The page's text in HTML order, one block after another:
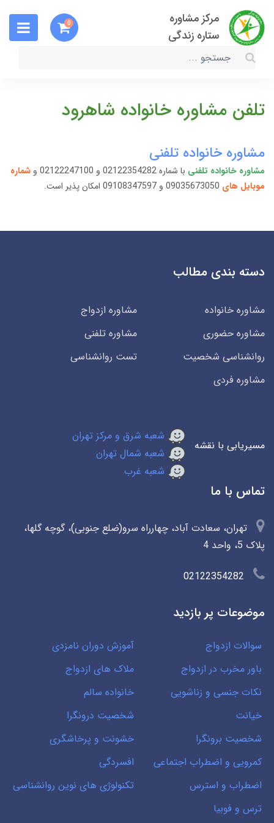
مرکز مشاوره
ستاره زندگی
0
تلفن مشاوره خانواده شاهرود
مشاوره خانواده تلفنی
مشاوره خانواده تلفنی با شماره 02122354282 و 02122247100 و
شماره
موبایل های
دسته بندی مطالب
مشاوره خانواده
مشاوره ازدواج
مشاوره حضوری
مشاوره تلفنی
روانشناسی شخصیت
تست روانشناسی
مشاوره فردی
مسیریابی با نقشه
شعبه شرق و مرکز تهران
شعبه شمال تهران
شعبه غرب
تماس با ما
تهران، سعادت آباد، چهارراه سرو(ضلع جنوبی)، گوچه گلها،
پلاک 5، واحد 4
02122354282
موضوعات پر بازدید
سوالات ازدواج
آموزش دوران نامزدی
باور مخرب در ازدواج
ملاک های ازدواج
نکات جنسی و زناشویی
خانواده سالم
خیانت
شخصیت درونگرا
شخصیت برونگرا
خشونت و پرخاشگری
کمرویی و اضطراب اجتماعی
افسردگی
اضطراب و استرس
تکنولوژی های نوین روانشناسی
ترس و فوبیا